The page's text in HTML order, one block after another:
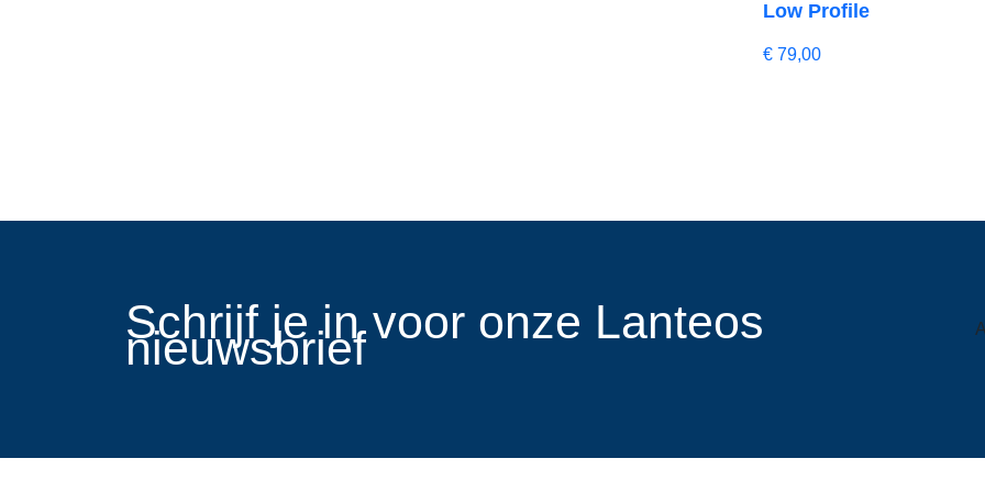
Low Profile
€ 79,00
​Schrijf je in voor onze Lanteos
nieuwsbrief